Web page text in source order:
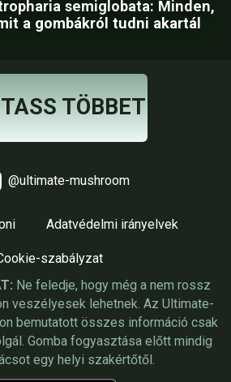
semiglobata: Minden,
a gombákról tudni akartál
TÖBBET
@ultimate-mushroom
Adatvédelmi irányelvek
szabályzat
Ne feledje, hogy még a nem rossz
veszélyesek lehetnek. Az Ultimate-
bemutatott összes információ csak
Gomba fogyasztása előtt mindig
egy helyi szakértőtől.